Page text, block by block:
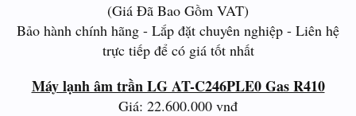
(Giá Đã Bao Gồm VAT)
Bảo hành chính hãng - Lắp đặt chuyên nghiệp - Liên hệ
trực tiếp để có giá tốt nhất
Máy lạnh âm trần LG AT-C246PLE0 Gas R410
Giá: 22.600.000 vnđ